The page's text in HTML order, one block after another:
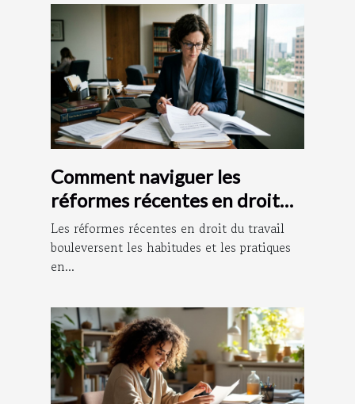
Comment naviguer les
réformes récentes en droit
du travail ?
Les réformes récentes en droit du travail
bouleversent les habitudes et les pratiques
en...